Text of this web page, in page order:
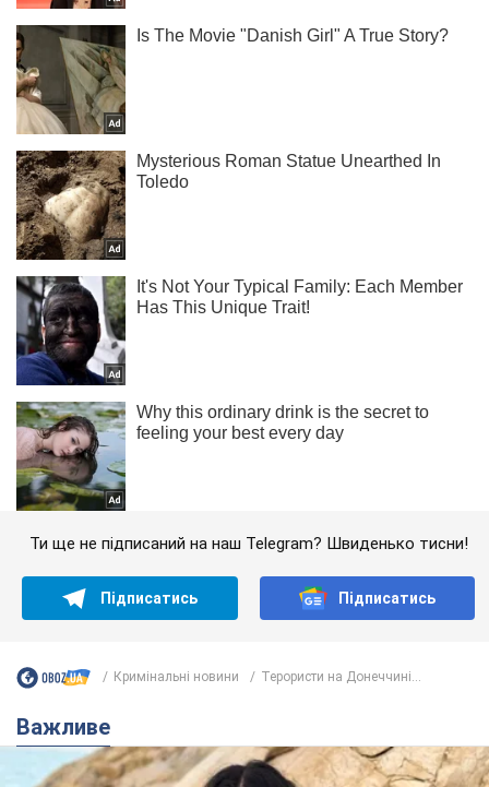
Ти ще не підписаний на наш Telegram? Швиденько тисни!
Підписатись Підписатись
Кримінальні новини Терористи на Донеччині...
Важливе